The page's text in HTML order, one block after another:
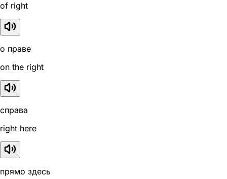
of right
о праве
on the right
справа
right here
прямо здесь